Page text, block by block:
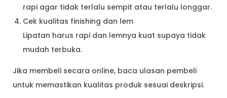
rapi agar tidak terlalu sempit atau terlalu longgar.
Cek kualitas finishing dan lem
Lipatan harus rapi dan lemnya kuat supaya tidak
mudah terbuka.
Jika membeli secara online, baca ulasan pembeli
untuk memastikan kualitas produk sesuai deskripsi.